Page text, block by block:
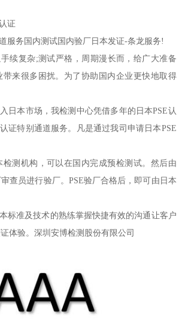
证
服务国内测试国内验厂日本发证-条龙服务!
续复杂;测试严格，周期漫长而，给广大准备
带来很多困扰。为了协助国内企业更快地取得
日本市场，我检测中心凭借多年的日本PSE认
证特别通道服务。凡是通过我司申请日本PSE
测机构，可以在国内完成预检测试。然后由
查员进行验厂。PSE验厂合格后，即可由日本
标准及技术的熟练掌握快捷有效的沟通让客户
体验。深圳安博检测股份有限公司